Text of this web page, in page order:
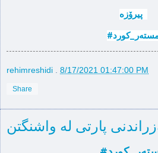
پیرۆزە
rehimreshidi 8/17/2021 01:47:00 PM
Share
پارتی له‌ واشنگتن